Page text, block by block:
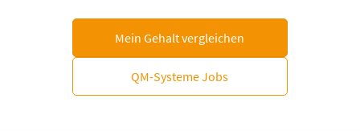
Mein Gehalt vergleichen
QM-Systeme Jobs